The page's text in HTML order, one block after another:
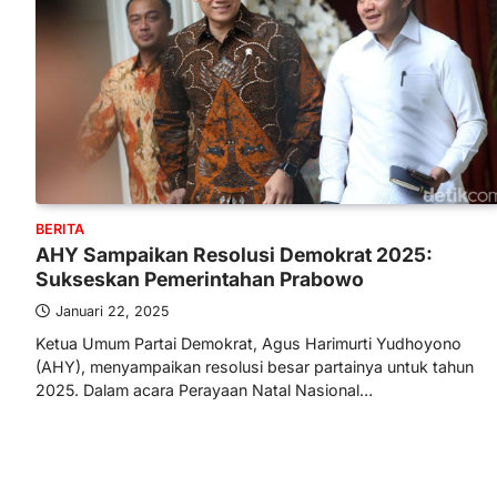
BERITA
AHY Sampaikan Resolusi Demokrat 2025:
Sukseskan Pemerintahan Prabowo
Januari 22, 2025
Ketua Umum Partai Demokrat, Agus Harimurti Yudhoyono
(AHY), menyampaikan resolusi besar partainya untuk tahun
2025. Dalam acara Perayaan Natal Nasional…